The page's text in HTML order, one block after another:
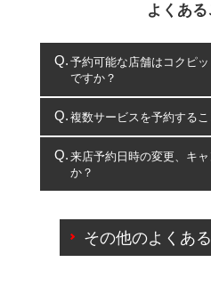
よくある
予約可能な店舗はコクピ
ですか？
コクピット・タイヤ館の
複数サービスを予約する
複数サービスのご予約は
一部の商品・サービスの組み
出来ないものもございます。
来店予約日時の変更、キ
か？
ご来店予約日の3営業日前
の日時変更につきまして
その他のよくあ